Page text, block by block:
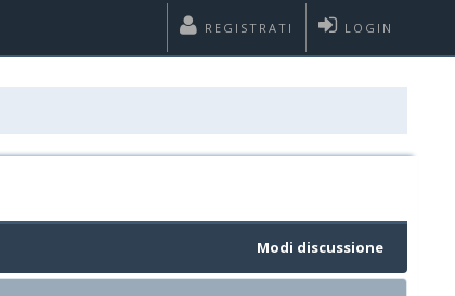
LOGIN
REGISTRATI
Modi discussione